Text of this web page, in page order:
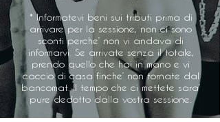
* Informatevi beni sui tributi prima di
arrivare per la sessione, non ci sono
sconti perche’ non vi andava di
informarvi. Se arrivate senza il totale,
prendo quello che hai in mano e vi
caccio di casa finche’ non tornate dal
bancomat. Il tempo che ci mettete sara’
pure dedotto dalla vostra sessione.